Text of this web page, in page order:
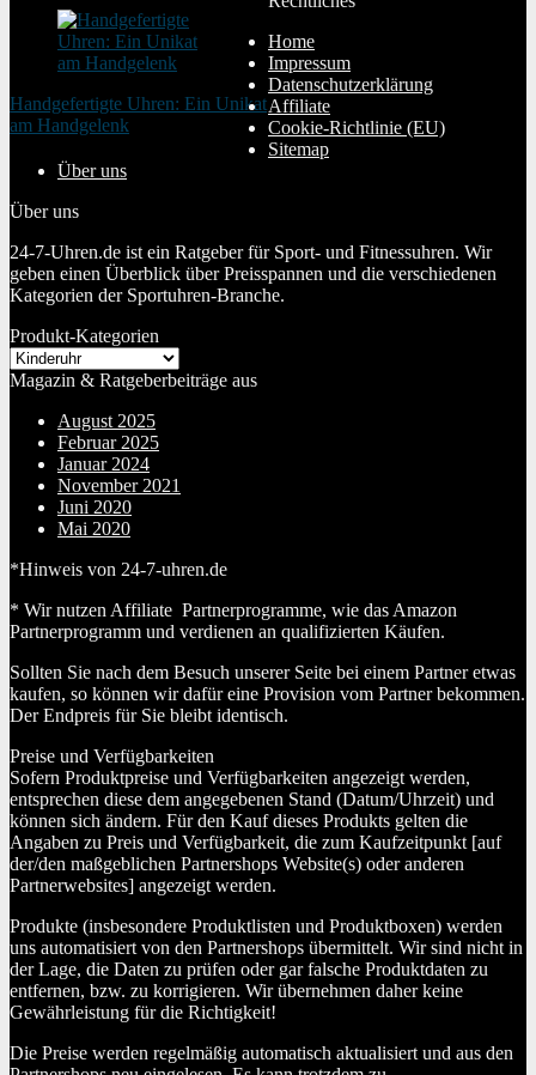
Handgefertigte Uhren: Ein Unikat
am Handgelenk
Home
Impressum
Datenschutzerklärung
Affiliate
Cookie-Richtlinie (EU)
Sitemap
Über uns
Über uns
24-7-Uhren.de ist ein Ratgeber für Sport- und Fitnessuhren. Wir
geben einen Überblick über Preisspannen und die verschiedenen
Kategorien der Sportuhren-Branche.
Produkt-Kategorien
Magazin & Ratgeberbeiträge aus
August 2025
Februar 2025
Januar 2024
November 2021
Juni 2020
Mai 2020
*Hinweis von 24-7-uhren.de
* Wir nutzen Affiliate Partnerprogramme, wie das Amazon
Partnerprogramm und verdienen an qualifizierten Käufen.
Sollten Sie nach dem Besuch unserer Seite bei einem Partner etwas
kaufen, so können wir dafür eine Provision vom Partner bekommen.
Der Endpreis für Sie bleibt identisch.
Preise und Verfügbarkeiten
Sofern Produktpreise und Verfügbarkeiten angezeigt werden,
entsprechen diese dem angegebenen Stand (Datum/Uhrzeit) und
können sich ändern. Für den Kauf dieses Produkts gelten die
Angaben zu Preis und Verfügbarkeit, die zum Kaufzeitpunkt [auf
der/den maßgeblichen Partnershops Website(s) oder anderen
Partnerwebsites] angezeigt werden.
Produkte (insbesondere Produktlisten und Produktboxen) werden
uns automatisiert von den Partnershops übermittelt. Wir sind nicht in
der Lage, die Daten zu prüfen oder gar falsche Produktdaten zu
entfernen, bzw. zu korrigieren. Wir übernehmen daher keine
Gewährleistung für die Richtigkeit!
Die Preise werden regelmäßig automatisch aktualisiert und aus den